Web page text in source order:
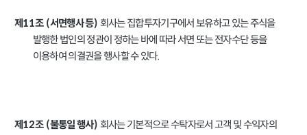
제 11조(서면행사 등) 회사는 집합투자기구에서 보유하고 있는 주식을
발행한 법인의 정관이 정하는 바에 따라 서면 또는 전자수단 등을
이용하여 의결권을 행사할 수 있다.
제12조(불통일 행사) 회사는 기본적으로 수탁자로서 고객 및 수익자의